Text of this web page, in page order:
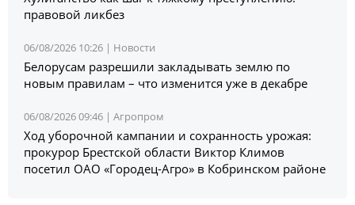
правовой ликбез
06/08/2026 10:26 | Новости
Белорусам разрешили закладывать землю по
новым правилам – что изменится уже в декабре
06/08/2026 09:46 | Агропром
Ход уборочной кампании и сохранность урожая:
прокурор Брестской области Виктор Климов
посетил ОАО «Городец-Агро» в Кобринском районе